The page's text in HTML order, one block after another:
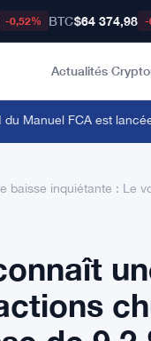
-0,52% BTC$64 374,98 -
Actualités
FCA est lancée,
baisse inquiétante : Le